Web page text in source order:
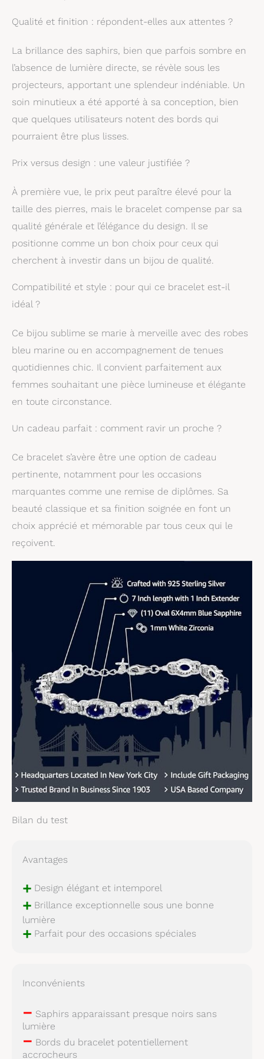
Qualité et finition : répondent-elles aux attentes ?
La brillance des saphirs, bien que parfois sombre en
l’absence de lumière directe, se révèle sous les
projecteurs, apportant une splendeur indéniable. Un
soin minutieux a été apporté à sa conception, bien
que quelques utilisateurs notent des bords qui
pourraient être plus lisses.
Prix versus design : une valeur justifiée ?
À première vue, le prix peut paraître élevé pour la
taille des pierres, mais le bracelet compense par sa
qualité générale et l’élégance du design. Il se
positionne comme un bon choix pour ceux qui
cherchent à investir dans un bijou de qualité.
Compatibilité et style : pour qui ce bracelet est-il
idéal ?
Ce bijou sublime se marie à merveille avec des robes
bleu marine ou en accompagnement de tenues
quotidiennes chic. Il convient parfaitement aux
femmes souhaitant une pièce lumineuse et élégante
en toute circonstance.
Un cadeau parfait : comment ravir un proche ?
Ce bracelet s’avère être une option de cadeau
pertinente, notamment pour les occasions
marquantes comme une remise de diplômes. Sa
beauté classique et sa finition soignée en font un
choix apprécié et mémorable par tous ceux qui le
reçoivent.
Bilan du test
Avantages
+Design élégant et intemporel
+Brillance exceptionnelle sous une bonne
lumière
+Parfait pour des occasions spéciales
Inconvénients
– Saphirs apparaissant presque noirs sans
lumière
– Bords du bracelet potentiellement
accrocheurs